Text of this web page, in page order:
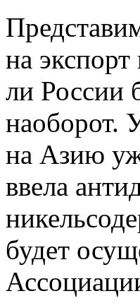
на
ли России
наоборот.
на Азию
ввела
будет